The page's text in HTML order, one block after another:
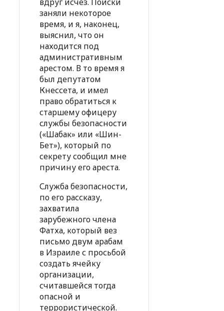
вдруг исчез. Поиски
заняли некоторое
время, и я, наконец,
выяснил, что он
находится под
административным
арестом. В то время я
был депутатом
Кнессета, и имел
право обратиться к
старшему офицеру
службы безопасности
(«Шабак» или «Шин-
Бет»), который по
секрету сообщил мне
причину его ареста.
Служба безопасности,
по его рассказу,
захватила
зарубежного члена
Фатха, который вез
письмо двум арабам
в Израиле с просьбой
создать ячейку
организации,
считавшейся тогда
опасной и
террористической.